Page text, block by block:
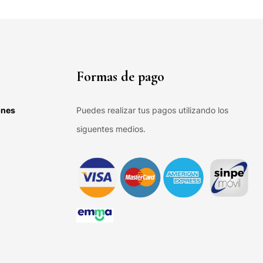
Formas de pago
Puedes realizar tus pagos utilizando los
siguentes medios.